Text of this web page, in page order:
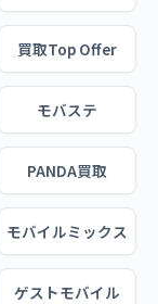
買取Top Offer
モバステ
PANDA買取
モバイルミックス
ゲストモバイル